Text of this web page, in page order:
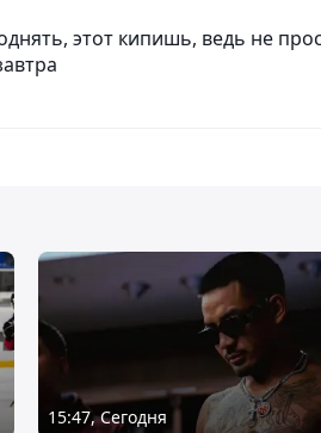
этот кипишь, ведь не
15:47, Сегодня